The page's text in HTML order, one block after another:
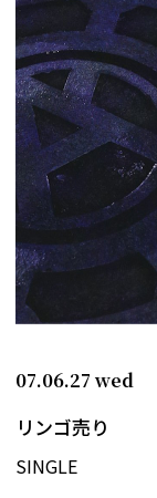
07.06.27 wed
リンゴ売り
SINGLE